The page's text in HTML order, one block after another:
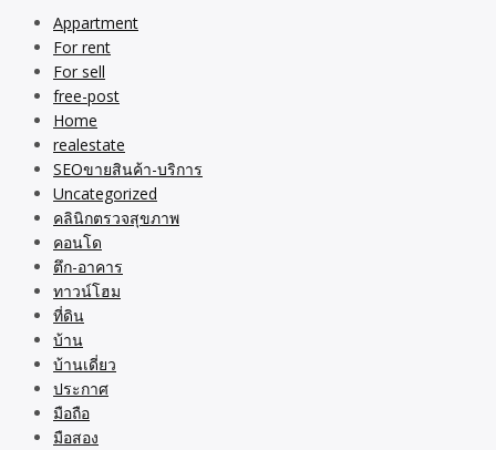
Appartment
For rent
For sell
free-post
Home
realestate
SEOขายสินค้า-บริการ
Uncategorized
คลินิกตรวจสุขภาพ
คอนโด
ตึก-อาคาร
ทาวน์โฮม
ที่ดิน
บ้าน
บ้านเดี่ยว
ประกาศ
มือถือ
มือสอง